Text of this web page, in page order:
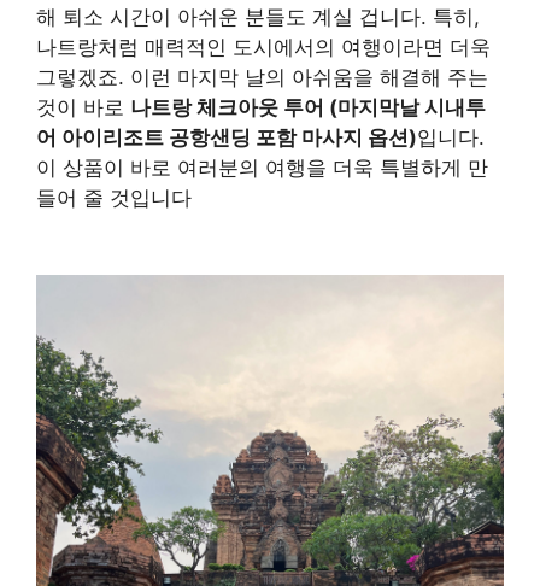
해 퇴소 시간이 아쉬운 분들도 계실 겁니다. 특히,
나트랑처럼 매력적인 도시에서의 여행이라면 더욱
그렇겠죠. 이런 마지막 날의 아쉬움을 해결해 주는
것이 바로 나트랑 체크아웃 투어 (마지막날 시내투
어 아이리조트 공항샌딩 포함 마사지 옵션)입니다.
이 상품이 바로 여러분의 여행을 더욱 특별하게 만
들어 줄 것입니다